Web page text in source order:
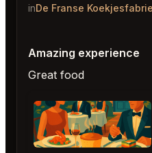
in
Amazing experience
Great food